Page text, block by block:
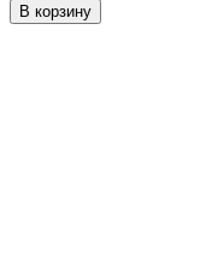
В корзину